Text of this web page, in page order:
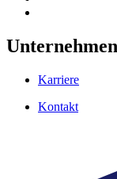
Unternehmen
Karriere
Kontakt